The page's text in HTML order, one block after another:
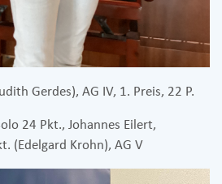
Gerdes), AG IV, 1. Preis, 22 P.
24 Pkt., Johannes Eilert,
(Edelgard Krohn), AG V